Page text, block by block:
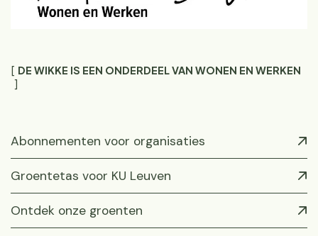
DE WIKKE IS EEN ONDERDEEL VAN WONEN EN WERKEN
Abonnementen voor organisaties
Groentetas voor KU Leuven
Ontdek onze groenten